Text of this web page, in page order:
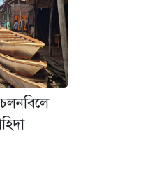
চলনবিলে